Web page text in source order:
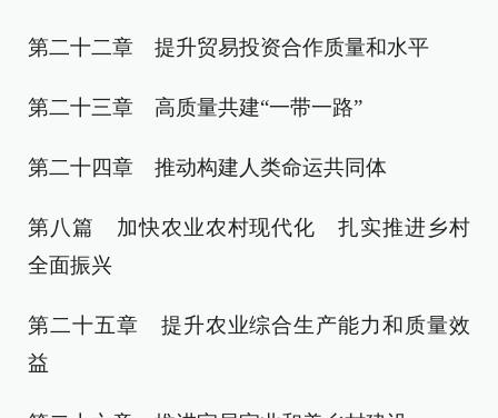
第二十二章 提升贸易投资合作质量和水平
第二十三章 高质量共建“一带一路”
第二十四章 推动构建人类命运共同体
第八篇 加快农业农村现代化 扎实推进乡村
全面振兴
第二十五章 提升农业综合生产能力和质量效
益